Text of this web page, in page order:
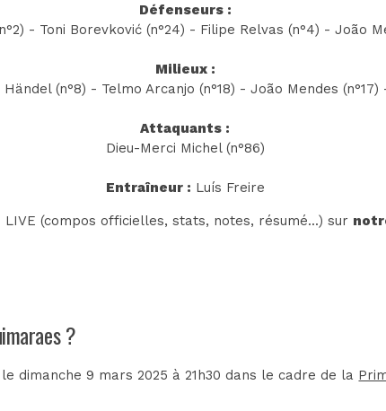
Défenseurs :
- Toni Borevković (n°24) - Filipe Relvas (n°4) - João
Milieux :
(n°8) - Telmo Arcanjo (n°18) - João Mendes (n°17)
Attaquants :
Dieu-Merci Michel (n°86)
Entraîneur : Luís Freire
(compos officielles, stats, notes, résumé...) sur
?
dimanche 9 mars 2025 à 21h30 dans le cadre de la